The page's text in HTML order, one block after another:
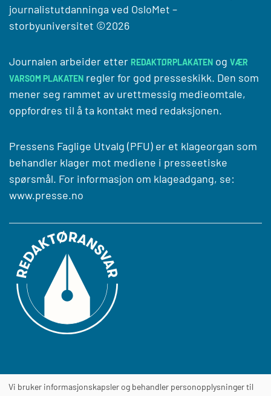
journalistutdanninga ved OsloMet –
storbyuniversitet ©2026
Journalen arbeider etter REDAKTØRPLAKATEN og VÆR
VARSOM PLAKATEN regler for god presseskikk. Den som
mener seg rammet av urettmessig medieomtale,
oppfordres til å ta kontakt med redaksjonen.
Pressens Faglige Utvalg (PFU) er et klageorgan som
behandler klager mot mediene i presseetiske
spørsmål. For informasjon om klageadgang, se:
www.presse.no
Vi bruker informasjonskapsler og behandler personopplysninger til